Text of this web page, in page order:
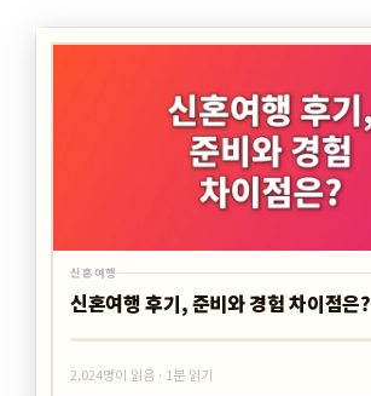
신혼여행
신혼여행 후기, 준비와 경험 차이점은?
2,024명이 읽음 · 1분 읽기